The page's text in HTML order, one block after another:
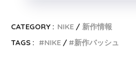
CATEGORY : NIKE
新作情報
TAGS :
NIKE 新作バッシュ